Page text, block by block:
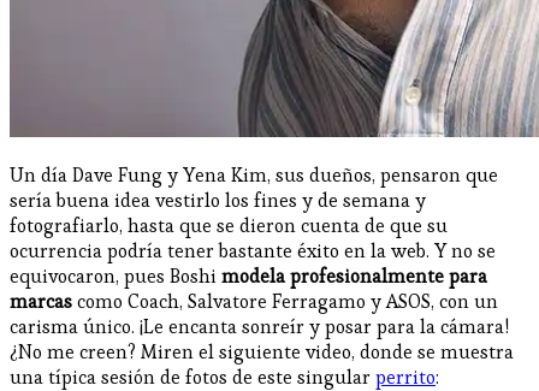
Un día Dave Fung y Yena Kim, sus dueños, pensaron que
sería buena idea vestirlo los fines y de semana y
fotografiarlo, hasta que se dieron cuenta de que su
ocurrencia podría tener bastante éxito en la web. Y no se
equivocaron, pues Boshimodela profesionalmente para
marcascomo Coach, Salvatore Ferragamo y ASOS, con un
carisma único. ¡Le encanta sonreír y posar para la cámara!
¿No me creen? Miren el siguiente video, donde se muestra
una típica sesión de fotos de este singularperrito: